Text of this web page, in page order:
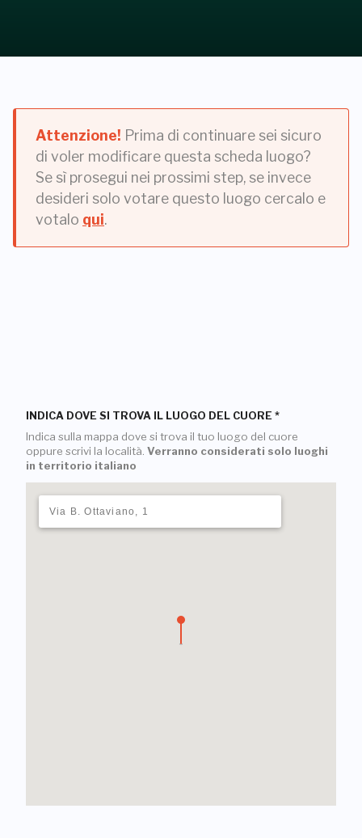
Attenzione! Prima di continuare sei sicuro
di voler modificare questa scheda luogo?
Se sì prosegui nei prossimi step, se invece
desideri solo votare questo luogo cercalo e
votalo qui.
INDICA DOVE SI TROVA IL LUOGO DEL CUORE *
Indica sulla mappa dove si trova il tuo luogo del cuore
oppure scrivi la località. Verranno considerati solo luoghi
in territorio italiano